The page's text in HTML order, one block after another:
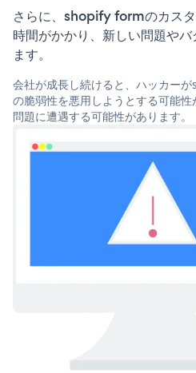
さらに、shopify formのカス
時間がかかり、新しい問題や
ます。
会社が成長し続けると、ハッカー
の脆弱性を悪用しようとする可能
問題に遭遇する可能性があります。